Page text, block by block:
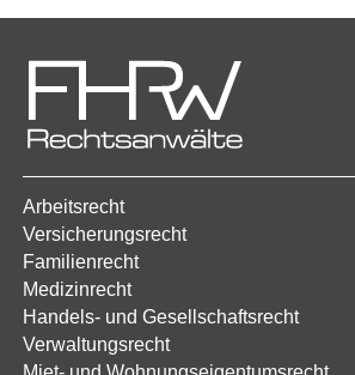
Arbeitsrecht
Versicherungsrecht
Familienrecht
Medizinrecht
Handels- und Gesellschaftsrecht
Verwaltungsrecht